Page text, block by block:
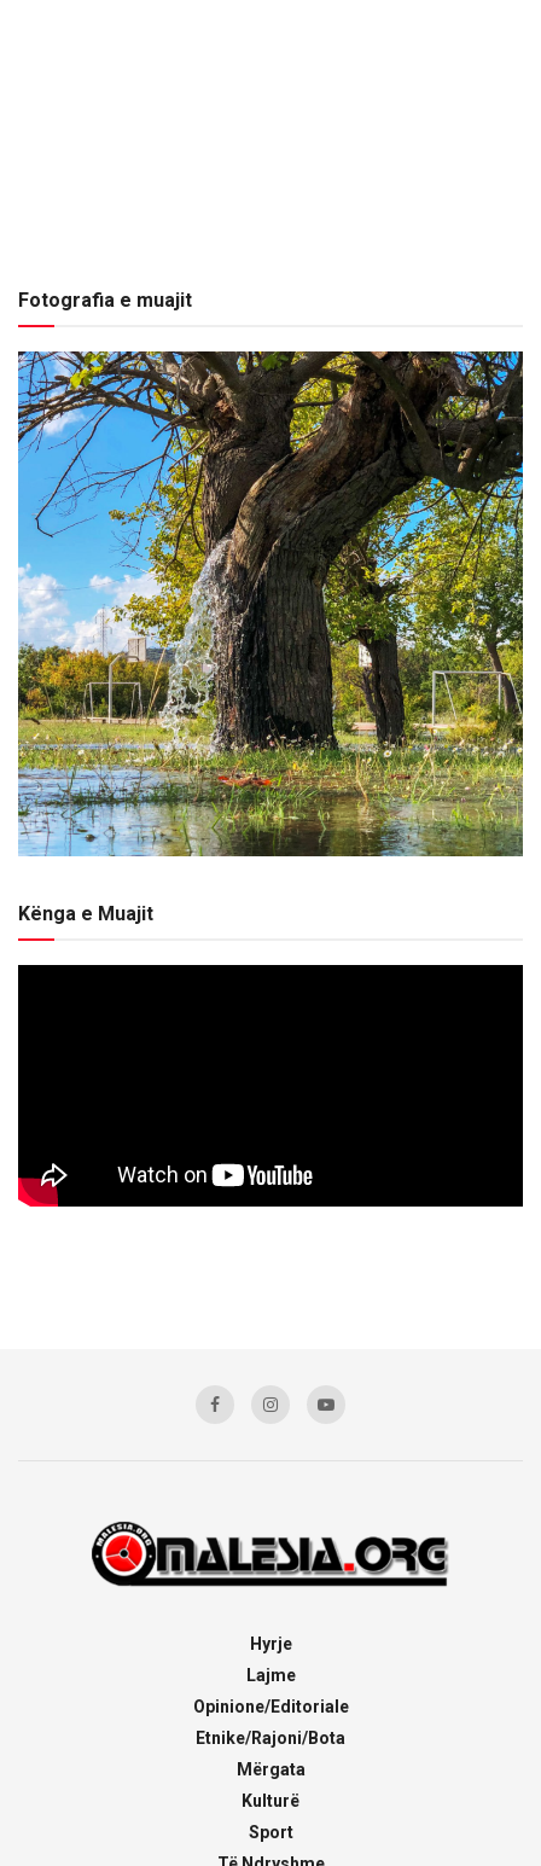
Fotografia e muajit
Kënga e Muajit
Hyrje
Lajme
Opinione/Editoriale
Etnike/Rajoni/Bota
Mërgata
Kulturë
Sport